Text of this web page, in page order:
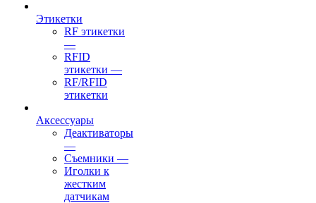
Этикетки
RF этикетки
—
RFID
этикетки —
RF/RFID
этикетки
Аксессуары
Деактиваторы
—
Съемники —
Иголки к
жестким
датчикам